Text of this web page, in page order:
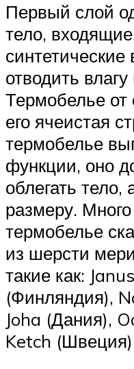
Первый слой
тело,
отводить
Термобелье от
его ячеистая
термобелье
функции, оно
облегать тело,
размеру.
термобелье
из шерсти
такие как:
(Финляндия),
Joha (Дания),
Ketch